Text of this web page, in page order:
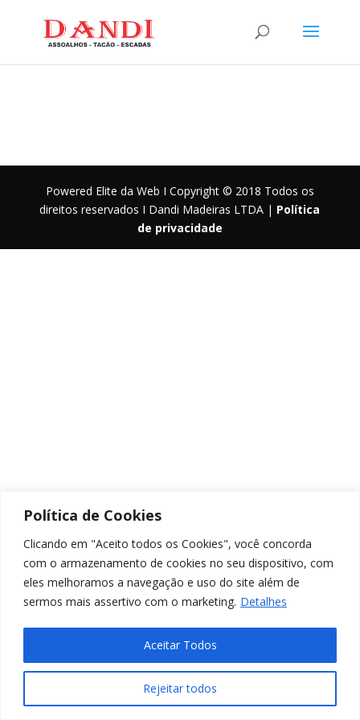
Política de Cookies
Clicando em "Aceito todos os Cookies", você concorda
com o armazenamento de cookies no seu dispositivo, com
eles melhoramos a navegação e uso do site além de
sermos mais assertivo com o marketing. Detalhes
Rejeitar todos
Aceitar Todos
Powered Elite da Web I Copyright © 2018 Todos os
direitos reservados I Dandi Madeiras LTDA | Política
de privacidade